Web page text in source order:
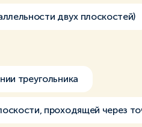
двух плоскостей)
треугольника
проходящей через